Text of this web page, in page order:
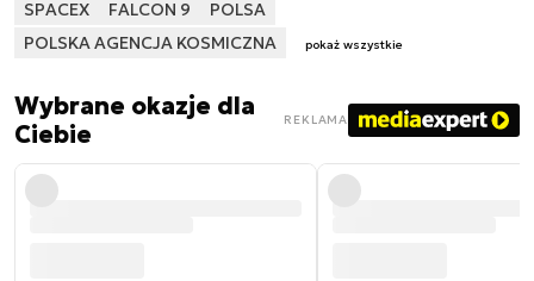
SPACEX FALCON 9
POLSA
POLSKA AGENCJA KOSMICZNA
pokaż wszystkie
Wybrane okazje dla
Ciebie
REKLAMA